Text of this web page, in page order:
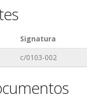
Signatura
c/0103-002